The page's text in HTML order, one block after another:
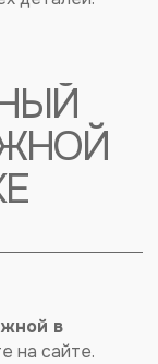
в
на сайте.